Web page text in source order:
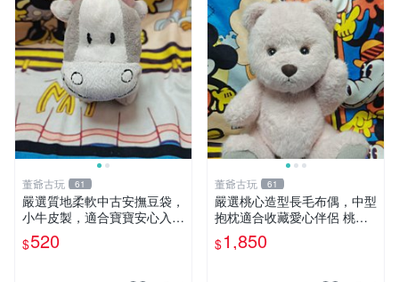
董爺古玩 61
嚴選質地柔軟中古安撫豆袋，
小牛皮製，適合寶寶安心入
眠。 安撫豆袋 小牛皮 寶寶安
撫
$520
董爺古玩 61
嚴選桃心造型長毛布偶，中型
抱枕適合收藏愛心伴侶 桃心
抱枕 布娃娃 猛咬布偶
$1,850